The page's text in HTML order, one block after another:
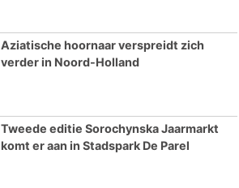
Aziatische hoornaar verspreidt zich
verder in Noord-Holland
Tweede editie Sorochynska Jaarmarkt
komt er aan in Stadspark De Parel